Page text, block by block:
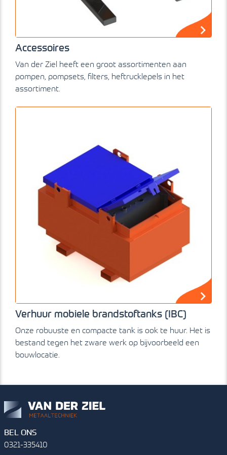
Accessoires
Van der Ziel heeft een groot assortimenten aan
pompen, pompsets, filters, heftrucklepels in het
assortiment.
Verhuur mobiele brandstoftanks (IBC)
Onze robuuste en compacte tank is ook te huur. Het is
bestand tegen het zware werk op bijvoorbeeld een
bouwlocatie.
BEL ONS
0321-335410